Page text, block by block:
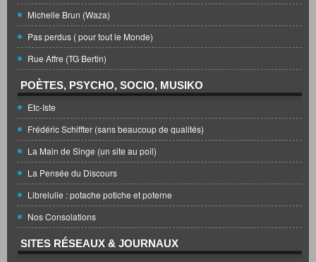
Michelle Brun (Waza)
Pas perdus ( pour tout le Monde)
Rue Affre (TG Bertin)
POÈTES, PSYCHO, SOCIO, MUSIKO
Etc-Iste
Frédéric Schiffter (sans beaucoup de qualités)
La Main de Singe (un site au poil)
La Pensée du Discours
Librelulle : potache potiche et poterne
Nos Consolations
SITES RÉSEAUX & JOURNAUX